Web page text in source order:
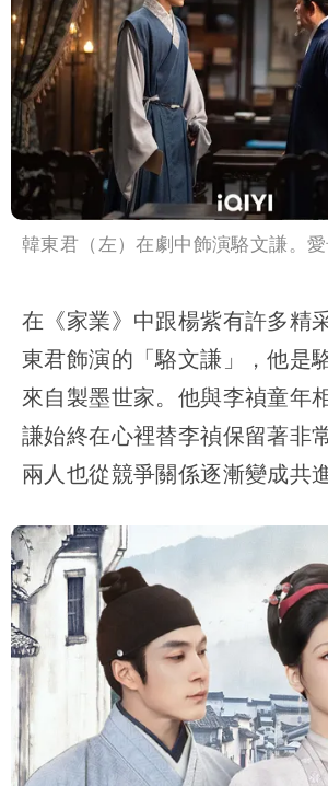
韓東君（左）在劇中飾演駱文謙。
在《家業》中跟楊紫有許多精
東君飾演的「駱文謙」，他是
來自製墨世家。他與李禎童年
謙始終在心裡替李禎保留著非
兩人也從競爭關係逐漸變成共